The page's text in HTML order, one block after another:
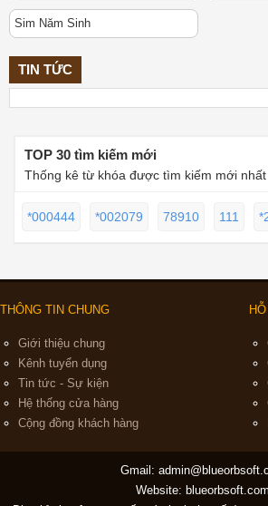
Sim Năm Sinh
TIN TỨC
TOP 30 tìm kiếm mới
Thống kê từ khóa được tìm kiếm mới
*000444 *002079 78910 111
THÔNG TIN CHUNG
Giới thiệu chung
Kênh tuyển dụng
Tin tức - Sự kiện
Hệ thống cửa hàng
Cộng đồng khách hàng
Gmail:
Website: blueorbsoft.com